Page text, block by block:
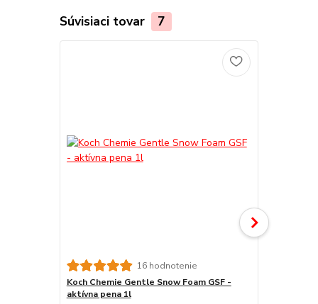
Súvisiaci tovar 7
16 hodnotenie
Koch Chemie Gentle Snow Foam GSF -
aktívna pena 1l